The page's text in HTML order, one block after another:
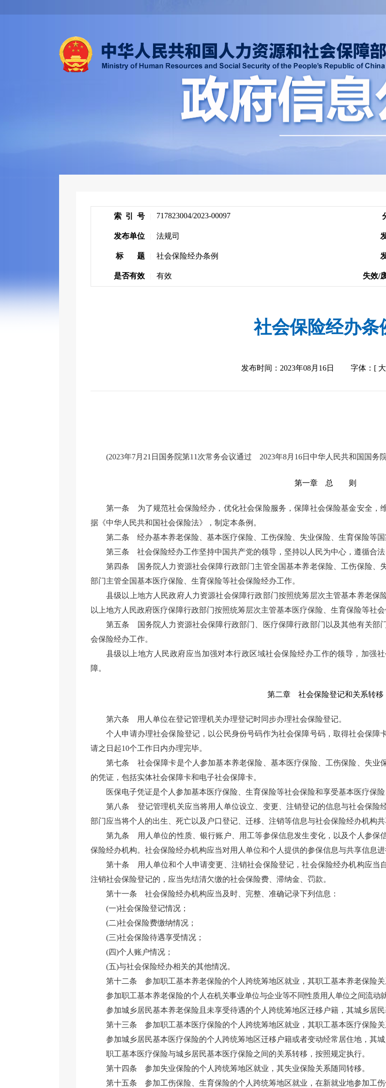
索 引 号 717823004/2023-00097
发布单位 法规司
标 题 社会保险经办条例
是否有效 有效 失效/
社会保险经办条
发布时间：2023年08月16日 字体：[ 大
(2023年7月21日国务院第11次常务会议通过 2023年8月16日中华人民共和国国务
第一章 总 则
第一条 为了规范社会保险经办，优化社会保险服务，保障社会保险基金安全，
据《中华人民共和国社会保险法》，制定本条例。
第二条 经办基本养老保险、基本医疗保险、工伤保险、失业保险、生育保险等
第三条 社会保险经办工作坚持中国共产党的领导，坚持以人民为中心，遵循合
第四条
国务院人力资源社会保障行政部门主管全国基本养老保险、工伤保险
部门主管全国基本医疗保险、生育保险等社会保险经办工作。
县级以上地方人民政府人力资源社会保障行政部门按照统筹层次主管基本养老保
以上地方人民政府医疗保障行政部门按照统筹层次主管基本医疗保险、生育保险等社会
第五条
国务院人力资源社会保障行政部门、医疗保障行政部门以及其他有关
会保险经办工作。
县级以上地方人民政府应当加强对本行政区域社会保险经办工作的领导，加强
障。
第二章 社会保险登记和关系转移
第六条
用人单位在登记管理机关办理登记时同步办理社会保险登记。
个人申请办理社会保险登记，以公民身份号码作为社会保障号码，取得社会保障
请之日起10个工作日内办理完毕。
第七条 社会保障卡是个人参加基本养老保险、基本医疗保险、工伤保险、失业
的凭证，包括实体社会保障卡和电子社会保障卡。
医保电子凭证是个人参加基本医疗保险、生育保险等社会保险和享受基本医疗保
第八条 登记管理机关应当将用人单位设立、变更、注销登记的信息与社会保险
部门应当将个人的出生、死亡以及户口登记、迁移、注销等信息与社会保险经办机构共
第九条
用人单位的性质、银行账户、用工等参保信息发生变化，以及个人参
保险经办机构。社会保险经办机构应当对用人单位和个人提供的参保信息与共享信息进
第十条
用人单位和个人申请变更、注销社会保险登记，社会保险经办机构应当
注销社会保险登记的，应当先结清欠缴的社会保险费、滞纳金、罚款。
第十一条 社会保险经办机构应当及时、完整、准确记录下列信息：
(一)社会保险登记情况；
(二)社会保险费缴纳情况；
(三)社会保险待遇享受情况；
(四)个人账户情况；
(五)与社会保险经办相关的其他情况。
第十二条 参加职工基本养老保险的个人跨统筹地区就业，其职工基本养老保险关
参加职工基本养老保险的个 人在机关事业单位与企业等不同性质用人单位之间流动
参加城乡居民基本养老保险且未享受待遇的个人跨统筹地区迁移户籍，其城乡居
第十三条 参加职工基本医疗保险的个人跨统筹地区就业，其职工基本医疗保险关
参加城乡居民基本医疗保险的个人跨统筹地区迁移户籍或者变动经常居住地，其
职工基本医疗保险与城乡居民基本医疗保险之间的关系转移，按照规定执行。
第十四条 参加失业保险的个人跨统筹地区就业，其失业保险关系随同转移。
第十五条 参加工伤保险、生育保险的个人跨统筹地区就业，在新就业地参加工伤